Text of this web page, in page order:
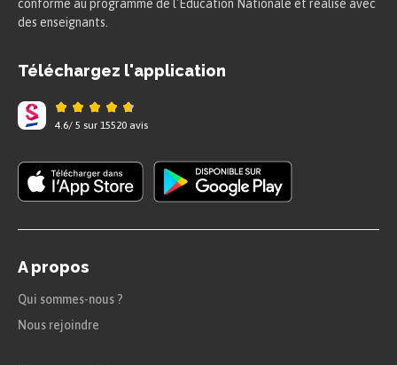
conforme au programme de l'Education Nationale et réalisé avec
des enseignants.
Téléchargez l'application
4.6/ 5 sur 15520 avis
A propos
Qui sommes-nous ?
Nous rejoindre